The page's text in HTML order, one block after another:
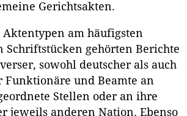
Gerichtsakten.
am häufigsten
Schriftstücken gehörten Berichte
sowohl deutscher als auch
Funktionäre und Beamte an
Stellen oder an ihre
jeweils anderen Nation. Ebenso